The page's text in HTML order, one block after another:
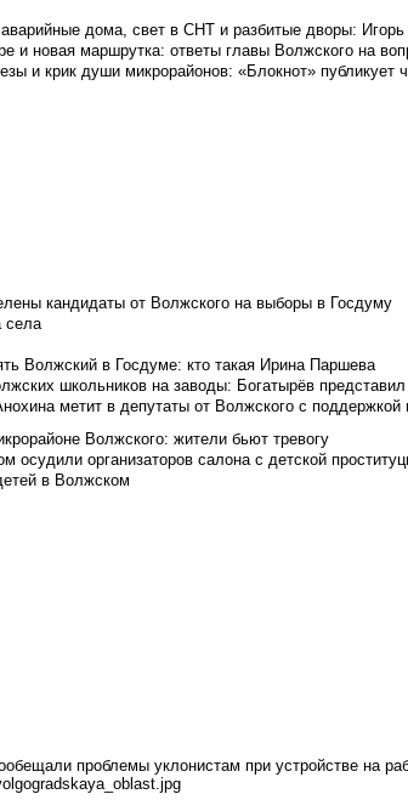
дома, свет в СНТ и разбитые дворы:
и новая маршрутка: ответы главы Волжского на
и крик души микрорайонов: «Блокнот» публикует
кандидаты от Волжского на выборы в Госдуму
села
Волжский в Госдуме: кто такая Ирина Паршева
школьников на заводы: Богатырёв
метит в депутаты от Волжского с поддержкой
Волжского: жители бьют тревогу
осудили организаторов салона с детской
в Волжском
проблемы уклонистам при устройстве на